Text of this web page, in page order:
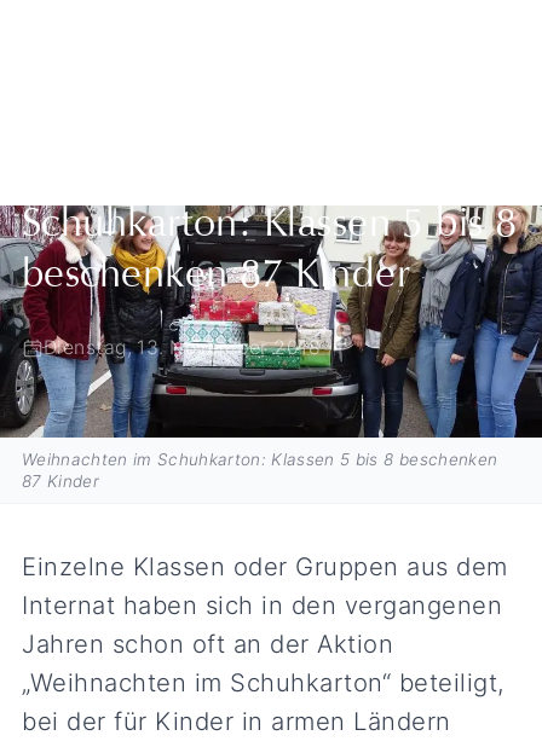
Schuhkarton: Klassen 5 bis 8
beschenken 87 Kinder
Dienstag, 13. November 2018
Weihnachten im Schuhkarton: Klassen 5 bis 8 beschenken
87 Kinder
Einzelne Klassen oder Gruppen aus dem
Internat haben sich in den vergangenen
Jahren schon oft an der Aktion
„Weihnachten im Schuhkarton“ beteiligt,
bei der für Kinder in armen Ländern